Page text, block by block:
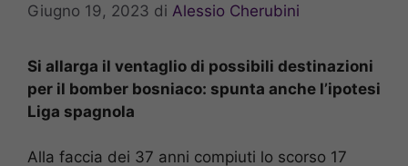
Giugno 19, 2023 di Alessio Cherubini
Si allarga il ventaglio di possibili destinazioni
per il bomber bosniaco: spunta anche l’ipotesi
Liga spagnola
Alla faccia dei 37 anni compiuti lo scorso 17